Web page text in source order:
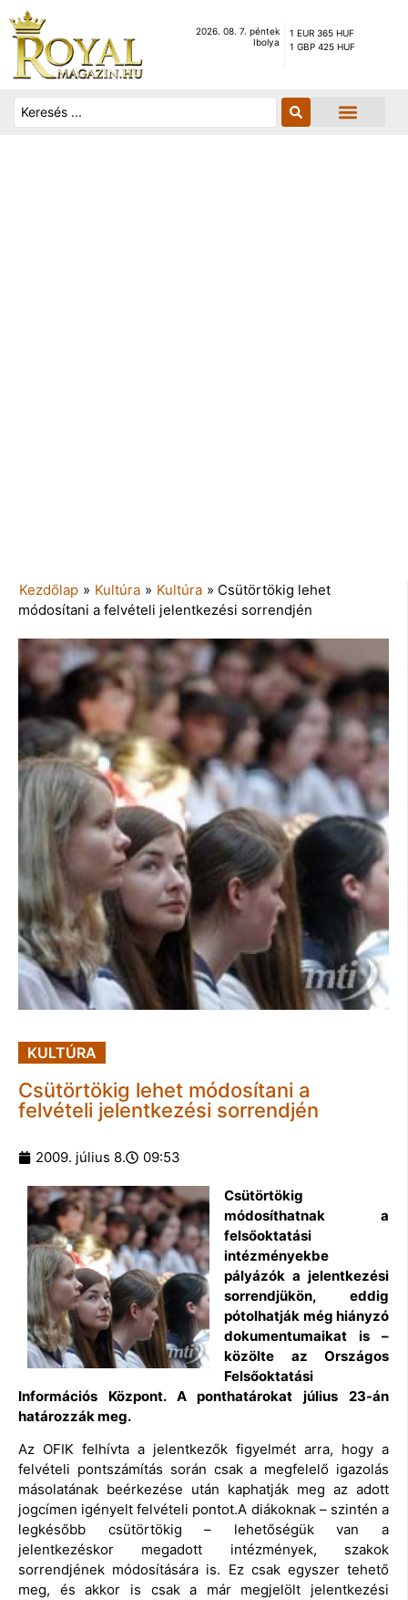
2026. 08. 7. péntek
Ibolya
1 EUR 365 HUF
1 GBP 425 HUF
Kezdőlap » Kultúra » Kultúra » Csütörtökig lehet
módosítani a felvételi jelentkezési sorrendjén
KULTÚRA
Csütörtökig lehet módosítani a
felvételi jelentkezési sorrendjén
2009. július 8. 09:53
Csütörtökig
módosíthatnak a
felsőoktatási
intézményekbe
pályázók a jelentkezési
sorrendjükön, eddig
pótolhatják még hiányzó
dokumentumaikat is –
közölte az Országos
Felsőoktatási
Információs Központ. A ponthatárokat július 23-án
határozzák meg.
Az OFIK felhívta a jelentkezők figyelmét arra, hogy a
felvételi pontszámítás során csak a megfelelő igazolás
másolatának beérkezése után kaphatják meg az adott
jogcímen igényelt felvételi pontot.A diákoknak – szintén a
legkésőbb csütörtökig – lehetőségük van a
jelentkezéskor megadott intézmények, szakok
sorrendjének módosítására is. Ez csak egyszer tehető
meg, és akkor is csak a már megjelölt jelentkezési